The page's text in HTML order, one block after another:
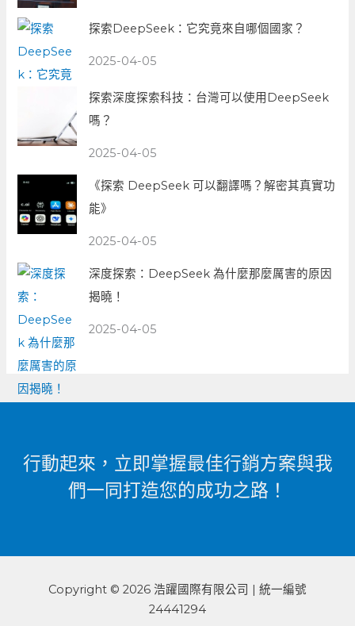
探索DeepSeek：它究竟來自哪個國家？
2025-04-05
探索深度探索科技：台灣可以使用DeepSeek
嗎？
2025-04-05
《探索 DeepSeek 可以翻譯嗎？解密其真實功
能》
2025-04-05
深度探索：DeepSeek 為什麼那麼厲害的原因
揭曉！
2025-04-05
行動起來，立即掌握最佳行銷方案與我
們一同打造您的成功之路！
Copyright © 2026 浩躍國際有限公司 | 統一編號
24441294